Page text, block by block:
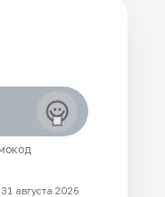
августа 2026